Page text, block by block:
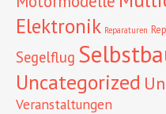
Elektronik Reparaturen
Segelflug
Uncategorized
Veranstaltungen